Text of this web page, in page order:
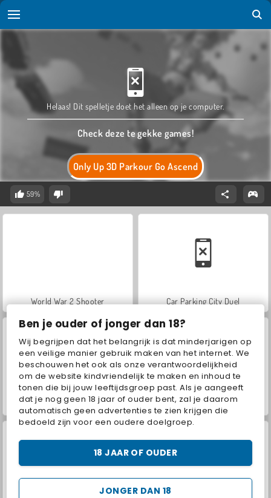
Ben je ouder of jonger dan 18?
Wij begrijpen dat het belangrijk is dat minderjarigen op
een veilige manier gebruik maken van het internet. We
beschouwen het ook als onze verantwoordelijkheid
om de website kindvriendelijk te maken en inhoud te
tonen die bij jouw leeftijdsgroep past. Als je aangeeft
dat je nog geen 18 jaar of ouder bent, zal je daarom
automatisch geen advertenties te zien krijgen die
bedoeld zijn voor een oudere doelgroep.
JONGER DAN 18
18 JAAR OF OUDER
Only Up 3D Parkour Go Ascend
Helaas! Dit spelletje doet het alleen op je computer.
Check deze te gekke games!
59%
World War 2 Shooter Car Parking City Duel
VegaMix Da Vinci Puzzles Hidden Object: Street of Secrets